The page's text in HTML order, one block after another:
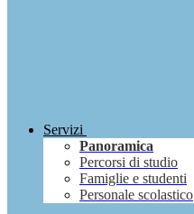
Servizi
Panoramica
Percorsi di studio
Famiglie e studenti
Personale scolastico